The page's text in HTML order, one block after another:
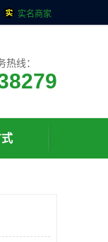
实名商家
热线：